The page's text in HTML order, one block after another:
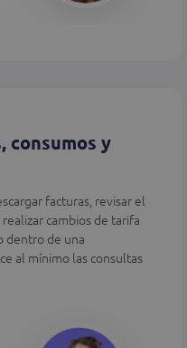
consumos y
facturas, revisar el
cambios de tarifa
dentro de una
al mínimo las consultas